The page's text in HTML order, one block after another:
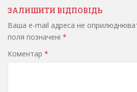
ЗАЛИШИТИ ВІДПОВІДЬ
Ваша e-mail адреса не
поля позначені *
Коментар *